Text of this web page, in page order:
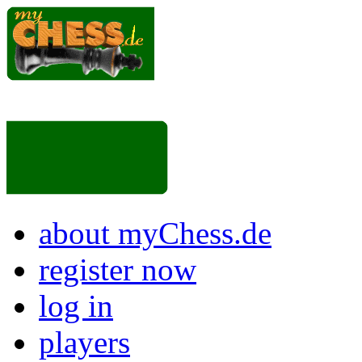
about myChess.de
register now
log in
players